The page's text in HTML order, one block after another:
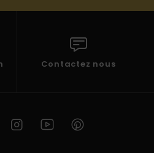
Contactez nous